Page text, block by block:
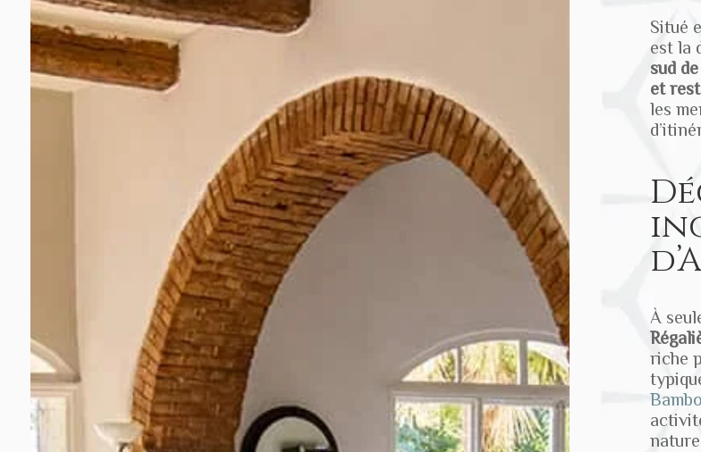
Situé
est la
sud
et
les
À
riche